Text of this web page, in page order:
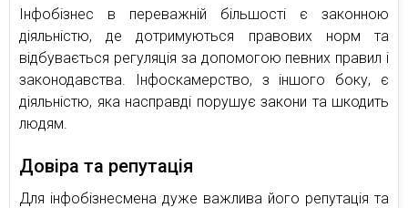
Інфобізнес в переважній більшості є законною
діяльністю, де дотримуються правових норм та
відбувається регуляція за допомогою певних правил і
законодавства. Інфоскамерство, з іншого боку, є
діяльністю, яка насправді порушує закони та шкодить
людям.
Довіра та репутація
Для інфобізнесмена дуже важлива його репутація та